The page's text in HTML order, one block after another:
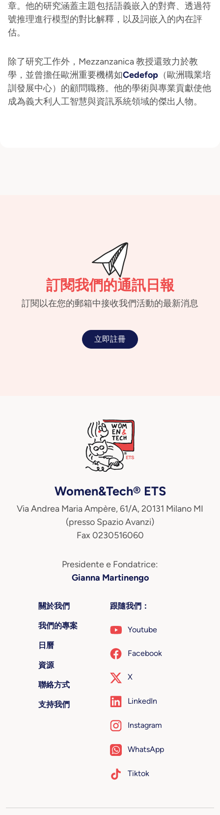
章。他的研究涵蓋主題包括語義嵌入的對齊、透過符
號推理進行模型的對比解釋，以及詞嵌入的內在評
估。
除了研究工作外，Mezzanzanica 教授還致力於教
學，並曾擔任歐洲重要機構如Cedefop （歐洲職業培
訓發展中心）的顧問職務。他的學術與專業貢獻使他
成為義大利人工智慧與資訊系統領域的傑出人物。
訂閱我們的通訊日報
訂閱以在您的郵箱中接收我們活動的最新消息
立即註冊
Women&Tech® ETS
Via Andrea Maria Ampère, 61/A, 20131 Milano MI
(presso Spazio Avanzi)
Fax 0230516060
Presidente e Fondatrice:
Gianna Martinengo
關於我們
我們的專案
日曆
資源
聯絡方式
支持我們
跟隨我們：
Youtube
Facebook
X
LinkedIn
Instagram
WhatsApp
Tiktok